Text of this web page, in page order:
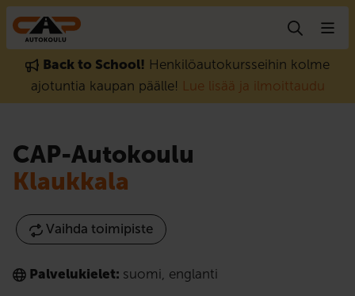
Hyppää sisältöön
Back to School! Henkilöautokursseihin kolme
ajotuntia kaupan päälle! Lue lisää ja ilmoittaudu
CAP-Autokoulu
Klaukkala
Vaihda toimipiste
Palvelukielet: suomi englanti